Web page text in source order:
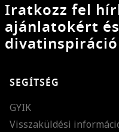
Iratkozz fel
ajánlatokért és
SEGÍTSÉG
GYIK
Visszaküldési